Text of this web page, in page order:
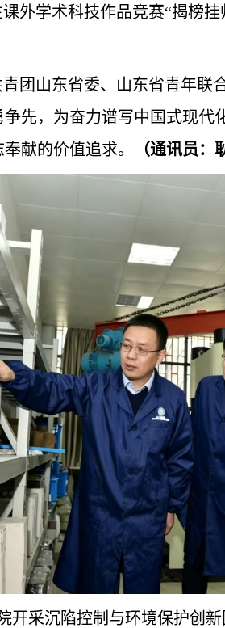
外学术科技作品竞赛“揭榜
团山东省委、山东省青年联
先，为奋力谱写中国式现
献的价值追求。
（通讯员：
开采沉陷控制与环境保护创